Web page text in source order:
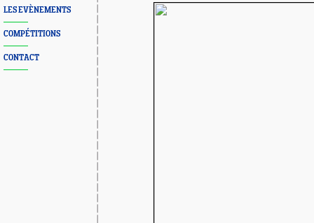
LES EVÈNEMENTS
COMPÉTITIONS
CONTACT